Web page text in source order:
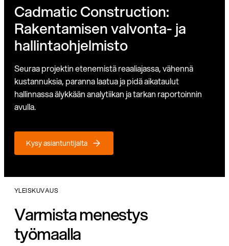
Cadmatic Construction:
Rakentamisen valvonta- ja
hallintaohjelmisto
Seuraa projektin etenemistä reaaliajassa, vähennä
kustannuksia, paranna laatua ja pidä aikataulut
hallinnassa älykkään analytiikan ja tarkan raportoinnin
avulla.
Kysy asiantuntijalta
YLEISKUVAUS
Varmista menestys
työmaalla